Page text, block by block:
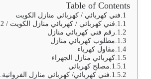
Table of Contents
فني كهربائي / كهربائي منازل الكويت
فني كهربائي / كهربائي منازل الكويت / 60012522
رقم فني كهربائي منازل
مطلوب كهربائي منازل
مقاول كهرباء
كهربائي منازل الجهراء
مصلح كهربائي
فني كهربائي/ كهربائي منازل الفروانية.